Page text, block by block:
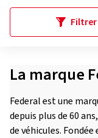
La marque
Federal est une
depuis plus de 60
de véhicules.